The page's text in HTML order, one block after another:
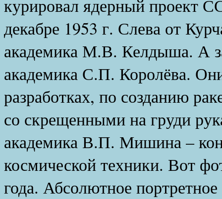
курировал ядерный проект
декабре 1953 г. Слева от
академика М.В. Келдыша. А
академика С.П. Королёва.
разработках, по созданию
со скрещенными на груди
академика В.П. Мишина –
космической техники. Вот
года. Абсолютное портретное